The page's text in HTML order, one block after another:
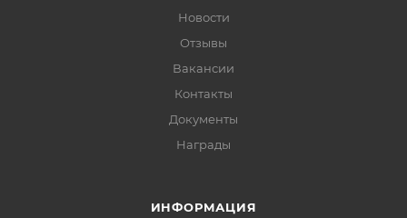
Новости
Отзывы
Вакансии
Контакты
Документы
Награды
ИНФОРМАЦИЯ